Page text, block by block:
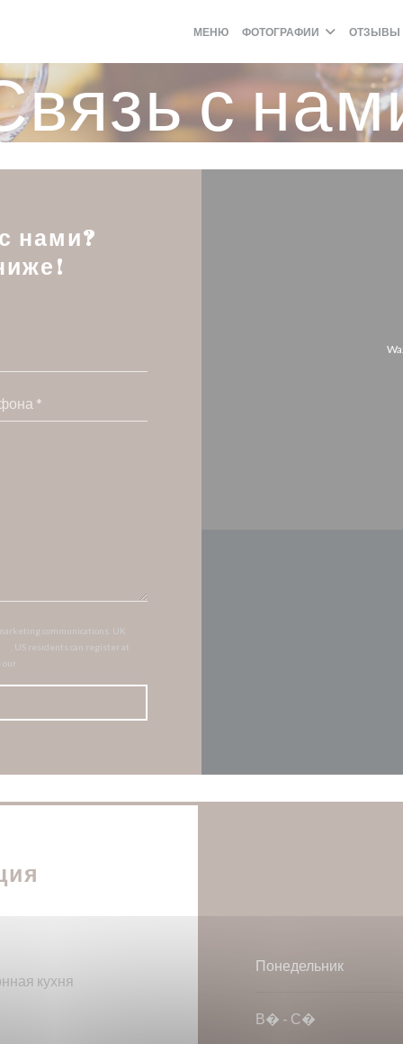
МЕНЮ ФОТОГРАФИИ ОТЗЫВЫ
с
нами?
communications. UK
. US residents can register at
our
кухня
Понедельник
В� - С�